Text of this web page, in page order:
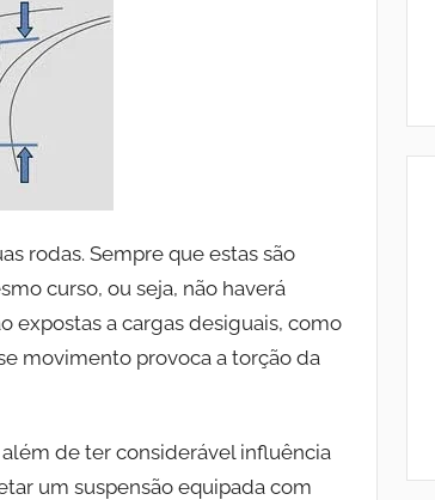
rodas. Sempre que estas são
curso, ou seja, não haverá
expostas a cargas desiguais, como
movimento provoca a torção da
de ter considerável influência
um suspensão equipada com